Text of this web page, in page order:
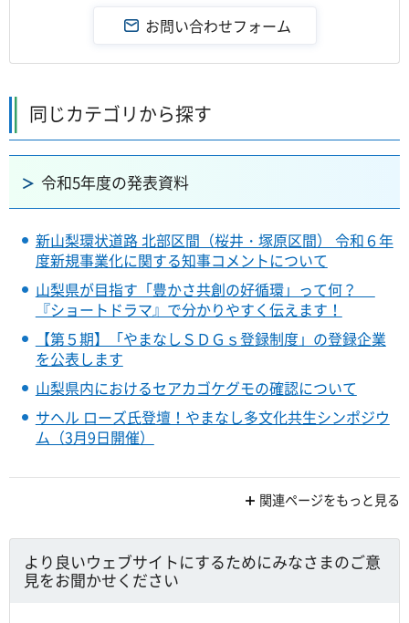
同じカテゴリから探す
令和5年度の発表資料
新山梨環状道路 北部区間（桜井・塚原区間） 令和６年
度新規事業化に関する知事コメントについて
山梨県が目指す「豊かさ共創の好循環」って何？
『ショートドラマ』で分かりやすく伝えます！
【第５期】「やまなしＳＤＧｓ登録制度」の登録企業
を公表します
山梨県内におけるセアカゴケグモの確認について
サヘル ローズ氏登壇！やまなし多文化共生シンポジウ
ム（3月9日開催）
関連ページをもっと見る
より良いウェブサイトにするためにみなさまのご意
見をお聞かせください